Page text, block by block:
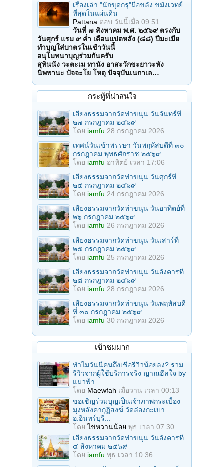
เรื่องเล่า "นักขุดกรุ"มือขลัง ขมังเวทย์
ที่สุดในแผ่นดิน
Pattana ตอบ วันนี้เมื่อ 09:51
วันที่ ๗ สิงหาคม พ.ศ. ๒๕๖๙ ตรงกับ
วันศุกร์ แรม ๙ ค่ำ เดือนแปดหลัง (๘๘) ปีมะเมีย
ทำบุญใส่บาตรในเช้าวันนี้
อนุโมทนาบุญร่วมกันครับ
สุทินนัง วะตะเม ทานัง อาสะวักขะยาวะหัง
นิพพานะ ปัจจะโย โหตุ ปัจจุบันเนกาเล…
กระทู้ที่น่าสนใจ
เสียงธรรมจากวัดท่าขนุน วันจันทร์ที่
๒๗ กรกฎาคม ๒๕๖๙
โดย iamfu 28 กรกฎาคม 2026
เทศน์วันเข้าพรรษา วันพฤหัสบดีที่ ๓๐
กรกฎาคม พุทธศักราช ๒๕๖๙
โดย iamfu อาทิตย์ เวลา 17:06
เสียงธรรมจากวัดท่าขนุน วันศุกร์ที่
๒๔ กรกฎาคม ๒๕๖๙
โดย iamfu 24 กรกฎาคม 2026
เสียงธรรมจากวัดท่าขนุน วันอาทิตย์ที่
๒๖ กรกฎาคม ๒๕๖๙
โดย iamfu 26 กรกฎาคม 2026
เสียงธรรมจากวัดท่าขนุน วันเสาร์ที่
๒๕ กรกฎาคม ๒๕๖๙
โดย iamfu 25 กรกฎาคม 2026
เสียงธรรมจากวัดท่าขนุน วันอังคารที่
๒๘ กรกฎาคม ๒๕๖๙
โดย iamfu 28 กรกฎาคม 2026
เสียงธรรมจากวัดท่าขนุน วันพฤหัสบดี
ที่ ๓๐ กรกฎาคม ๒๕๖๙
โดย iamfu 30 กรกฎาคม 2026
เข้าชมมาก
ทำไมวันนี้คนถึงเชื่อรีวิวน้อยลง? รวม
รีวิวจากผู้ใช้บริการจริง ญาณฮีลใจ by
แมวฟ้า
โดย Maewfah เมื่อวาน เวลา 00:13
ขอเชิญร่วมบุญเป็นเจ้าภาพกระเบื้อง
มุงหลังคากุฏิสงฆ์ วัดล่องกะเบา
อ.อินทร์บุรี...
โดยไข่หวานน้อย พุธ เวลา 07:30
เสียงธรรมจากวัดท่าขนุน วันอังคารที่
๔ สิงหาคม ๒๕๖๙
โดย iamfu พุธ เวลา 10:36